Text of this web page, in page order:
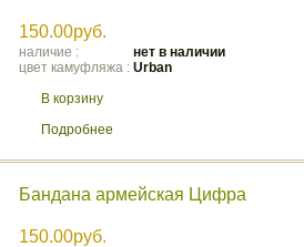
150.00руб.
наличие :
нет в наличии
цвет камуфляжа : Urban
В корзину
Подробнее
Бандана армейская Цифра
150.00руб.